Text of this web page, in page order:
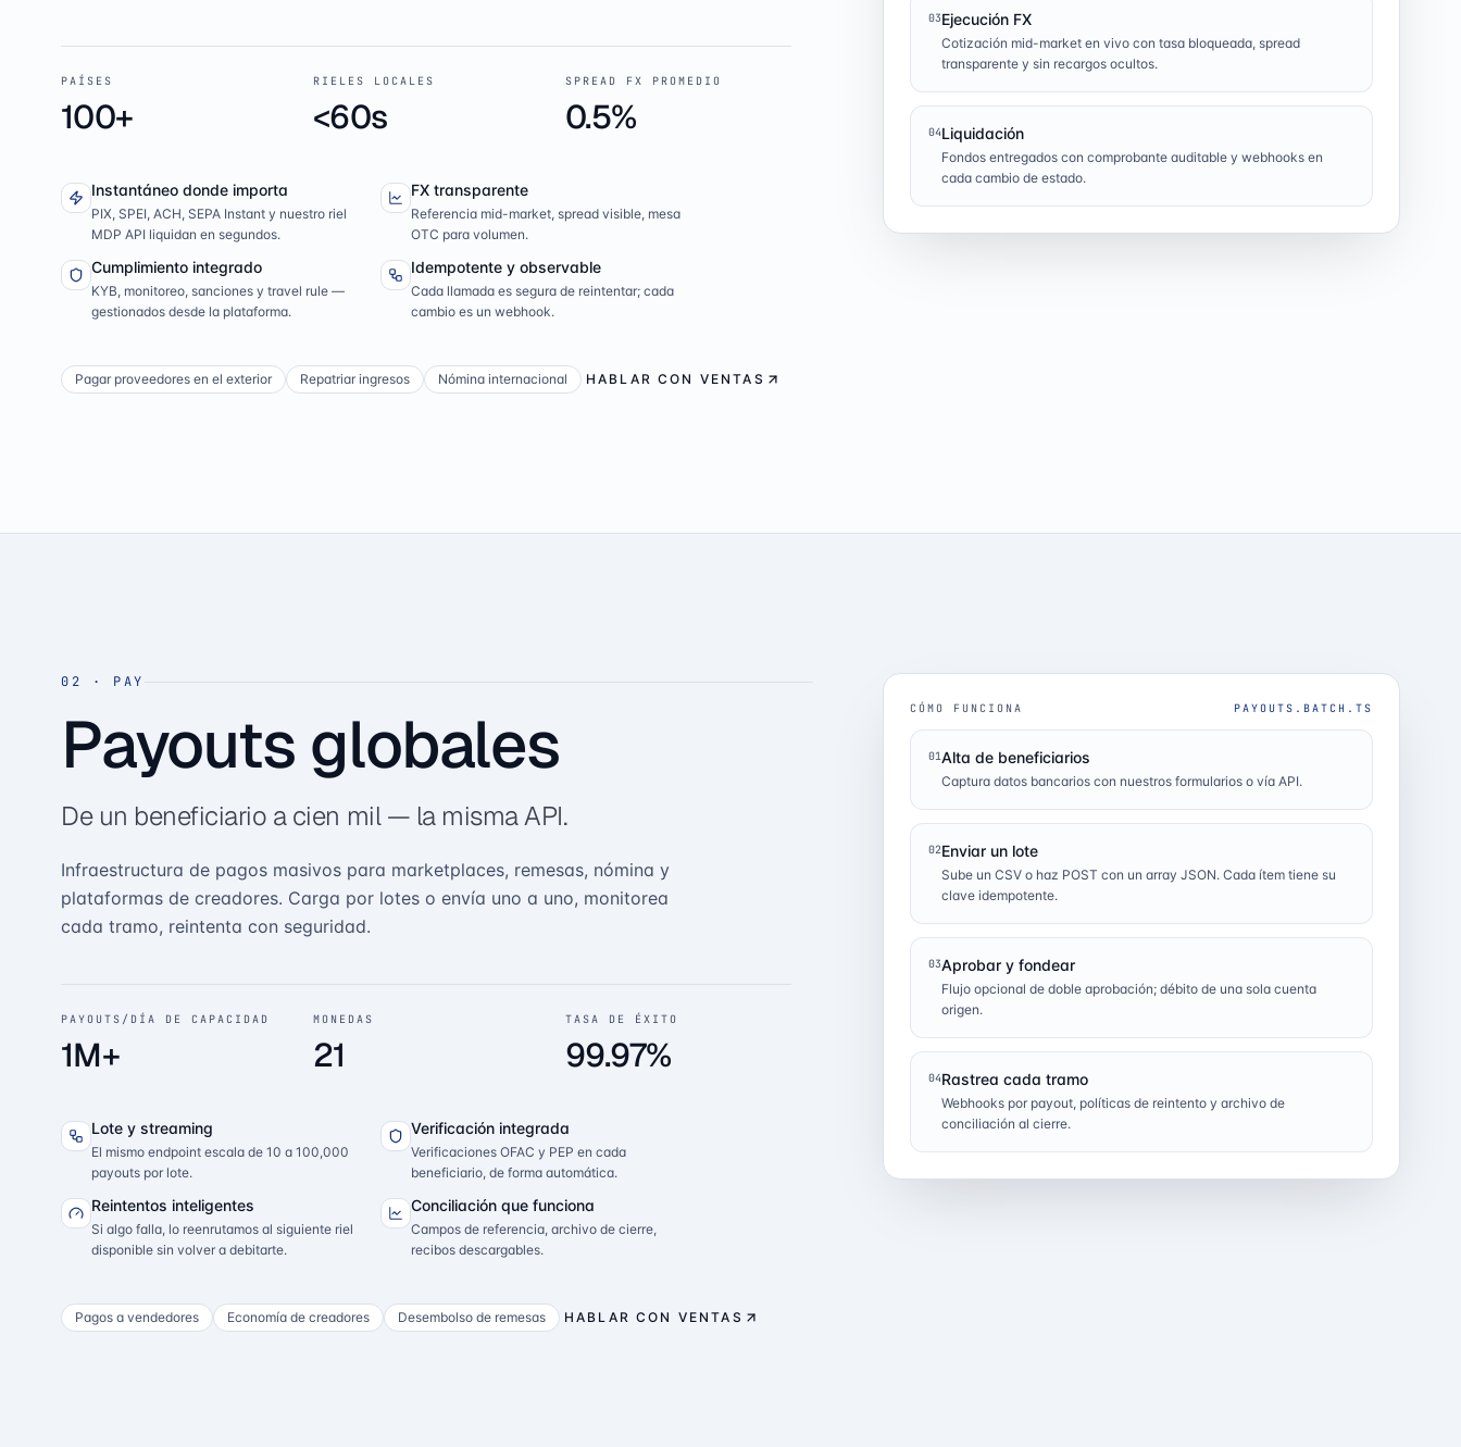
PAÍSES
100+
RIELES LOCALES
<60s
SPREAD FX PROMEDIO
0.5%
Instantáneo donde importa
PIX, SPEI, ACH, SEPA Instant y nuestro riel
MDP API liquidan en segundos.
FX transparente
Referencia mid-market, spread visible, mesa
OTC para volumen.
Cumplimiento integrado
KYB, monitoreo, sanciones y travel rule —
gestionados desde la plataforma.
Idempotente y observable
Cada llamada es segura de reintentar; cada
cambio es un webhook.
Pagar proveedores en el exterior Repatriar ingresos Nómina internacional HABLAR CON VENTAS
03Ejecución FX
Cotización mid-market en vivo con tasa bloqueada, spread
transparente y sin recargos ocultos.
04Liquidación
Fondos entregados con comprobante auditable y webhooks en
cada cambio de estado.
02 · PAY
Payouts globales
De un beneficiario a cien mil — la misma API.
Infraestructura de pagos masivos para marketplaces, remesas, nómina y
plataformas de creadores. Carga por lotes o envía uno a uno, monitorea
cada tramo, reintenta con seguridad.
PAYOUTS/DÍA DE CAPACIDAD
1M+
MONEDAS
21
TASA DE ÉXITO
99.97%
Lote y streaming
El mismo endpoint escala de 10 a 100,000
payouts por lote.
Verificación integrada
Verificaciones OFAC y PEP en cada
beneficiario, de forma automática.
Reintentos inteligentes
Si algo falla, lo reenrutamos al siguiente riel
disponible sin volver a debitarte.
Conciliación que funciona
Campos de referencia, archivo de cierre,
recibos descargables.
Pagos a vendedores Economía de creadores Desembolso de remesas HABLAR CON VENTAS
CÓMO FUNCIONA PAYOUTS.BATCH.TS
01Alta de beneficiarios
Captura datos bancarios con nuestros formularios o vía API.
02Enviar un lote
Sube un CSV o haz POST con un array JSON. Cada ítem tiene su
clave idempotente.
03Aprobar y fondear
Flujo opcional de doble aprobación; débito de una sola cuenta
origen.
04Rastrea cada tramo
Webhooks por payout, políticas de reintento y archivo de
conciliación al cierre.